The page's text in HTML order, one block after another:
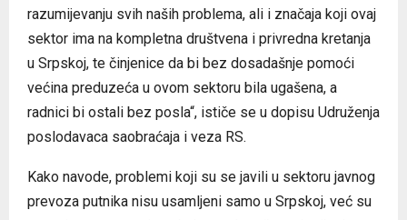
razumijevanju svih naših problema, ali i značaja koji ovaj
sektor ima na kompletna društvena i privredna kretanja
u Srpskoj, te činjenice da bi bez dosadašnje pomoći
većina preduzeća u ovom sektoru bila ugašena, a
radnici bi ostali bez posla“, ističe se u dopisu Udruženja
poslodavaca saobraćaja i veza RS.
Kako navode, problemi koji su se javili u sektoru javnog
prevoza putnika nisu usamljeni samo u Srpskoj, već su